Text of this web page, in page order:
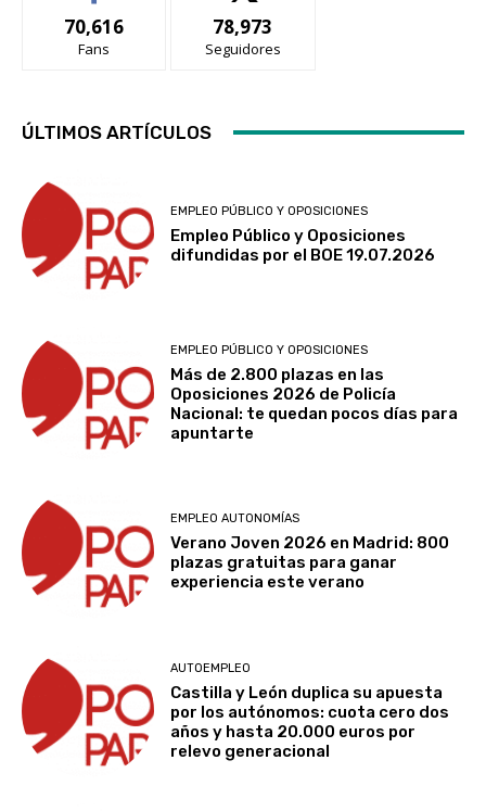
70,616
Fans
78,973
Seguidores
ÚLTIMOS ARTÍCULOS
EMPLEO PÚBLICO Y OPOSICIONES
Empleo Público y Oposiciones
difundidas por el BOE 19.07.2026
EMPLEO PÚBLICO Y OPOSICIONES
Más de 2.800 plazas en las
Oposiciones 2026 de Policía
Nacional: te quedan pocos días para
apuntarte
EMPLEO AUTONOMÍAS
Verano Joven 2026 en Madrid: 800
plazas gratuitas para ganar
experiencia este verano
AUTOEMPLEO
Castilla y León duplica su apuesta
por los autónomos: cuota cero dos
años y hasta 20.000 euros por
relevo generacional